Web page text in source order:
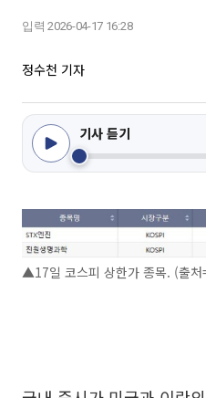
입력 2026-04-17 16:28
정수천 기자
기사 듣기
▲17일 코스피 상한가 종목. (출처